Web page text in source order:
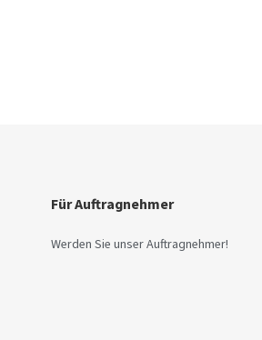
Für Auftragnehmer
Werden Sie unser Auftragnehmer!